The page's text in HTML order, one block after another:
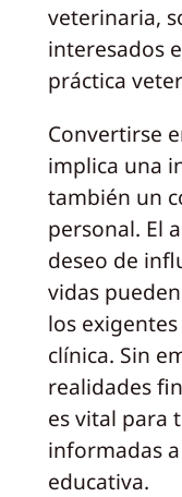
veterinaria,
interesados
práctica
Convertirse
implica una
también un
personal. El
deseo de
vidas
los
clínica. Sin
realidades
es vital para
informadas
educativa.